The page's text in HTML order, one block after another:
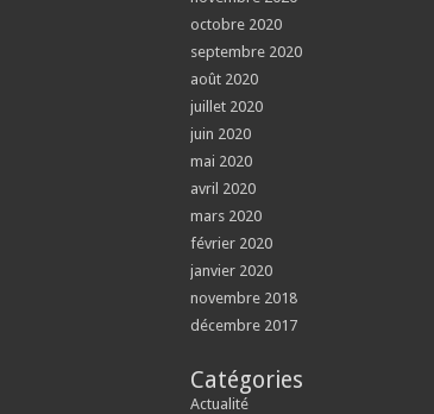
octobre 2020
septembre 2020
août 2020
juillet 2020
juin 2020
mai 2020
avril 2020
mars 2020
février 2020
janvier 2020
novembre 2018
décembre 2017
Catégories
Actualité